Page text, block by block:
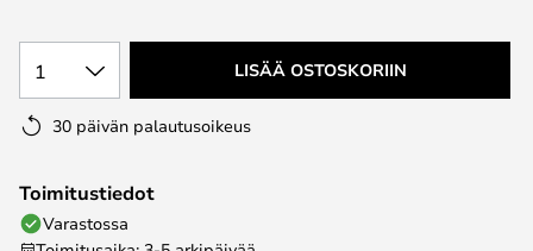
1 LISÄÄ OSTOSKORIIN
30 päivän palautusoikeus
Toimitustiedot
Varastossa